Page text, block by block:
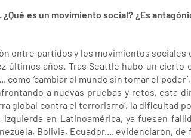
es un movimiento social? ¿Es
entre partidos y los movimientos sociales
años. Tras Seattle hubo un cierto
‘cambiar el mundo sin tomar el
a nuevas pruebas y retos, esta
global contra el terrorismo’, la dificultad
en Latinoamérica, ya fuesen
Bolivia, Ecuador.... evidenciaron,